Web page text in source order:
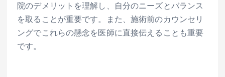
院のデメリットを理解し、自分のニーズとバランス
を取ることが重要です。また、施術前のカウンセリ
ングでこれらの懸念を医師に直接伝えることも重要
です。